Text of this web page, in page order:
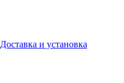
Доставка и установка